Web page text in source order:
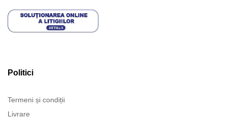
Politici
Termeni și condiții
Livrare